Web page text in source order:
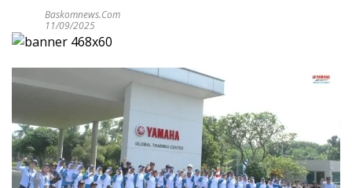
Baskomnews.com
11/09/2025